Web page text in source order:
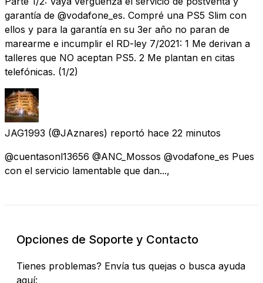
garantía de @vodafone_es. Compré una PS5 Slim con
ellos y para la garantía en su 3er año no paran de
marearme e incumplir el RD-ley 7/2021: 1 Me derivan a
talleres que NO aceptan PS5. 2 Me plantan en citas
telefónicas. (1/2)
JAG1993 (@JAznares) reportó hace 22 minutos
@cuentasonl13656 @ANC_Mossos @vodafone_es Pues
con el servicio lamentable que dan...,
Opciones de Soporte y Contacto
Tienes problemas? Envía tus quejas o busca ayuda
aquí: